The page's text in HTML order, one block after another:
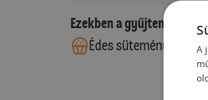
Ezekben a
Édes sütemények
A